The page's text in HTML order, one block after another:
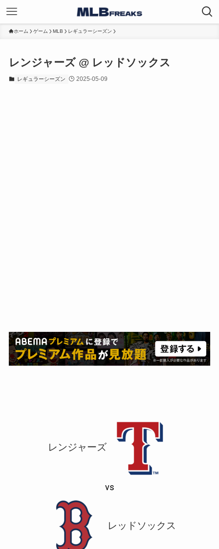
ホーム ゲーム MLB レギュラーシーズン
レンジャーズ @ レッドソックス
レギュラーシーズン 2025-05-09
レンジャーズ
vs
レッドソックス